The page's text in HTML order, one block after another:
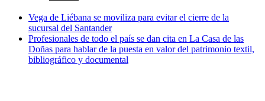
Vega de Liébana se moviliza para evitar el cierre de la
sucursal del Santander
Profesionales de todo el país se dan cita en La Casa de las
Doñas para hablar de la puesta en valor del patrimonio textil,
bibliográfico y documental